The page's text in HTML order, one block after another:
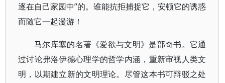
逐在自己家园中”的。谁能抗拒捕捉它，安顿它的诱惑
而随它一起漫游！
马尔库塞的名著《爱欲与文明》是部奇书。它通
过讨论弗洛伊德心理学的哲学内涵，重新审视人类文
明，以期建立新的文明理论。尽管这本书可辩驳之处